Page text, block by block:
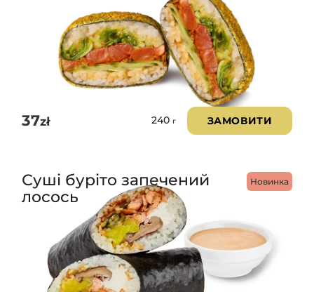
37zł 240 г ЗАМОВИТИ
Новинка
Суші буріто запечений
лосось